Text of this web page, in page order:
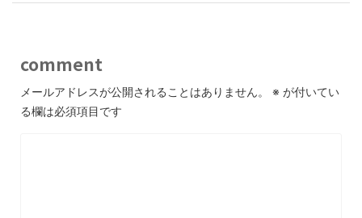
comment
メールアドレスが公開されることはありません。 ※ が付いてい
る欄は必須項目です